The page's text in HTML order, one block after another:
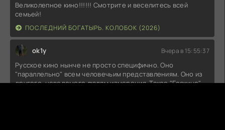
Великолепное кино!!!!!! Смотрите и веселитесь всей
семьей!
ПОСЛЕДНИЙ БОГАТЫРЬ. КОЛОБОК (2026)
ok1y Вчера в 15:55:37
Русское кино нынче не просто специфично. Оно
"параллельно" всем человечьим представлениям. Оно из
другого, неведомого людям измерения. Такое "Госкино"